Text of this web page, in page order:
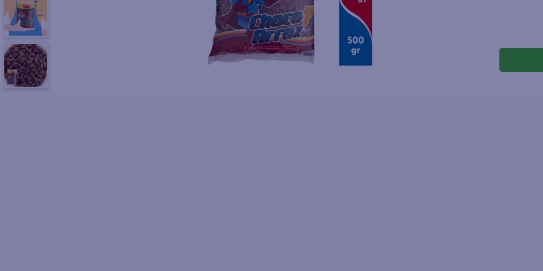
10. frijoles